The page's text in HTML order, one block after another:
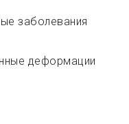
заболевания
деформации